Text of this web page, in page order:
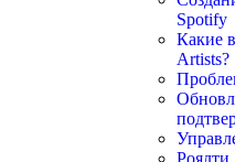
Spotify
Какие
Artists?
Роялти